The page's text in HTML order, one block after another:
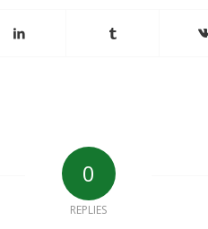
0
REPLIES